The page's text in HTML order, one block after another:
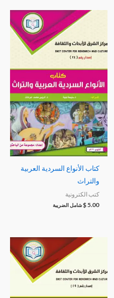
كتاب الأنواع السردية العربية
والتراث
كتب الكترونية
$5.00 شامل الضريبة